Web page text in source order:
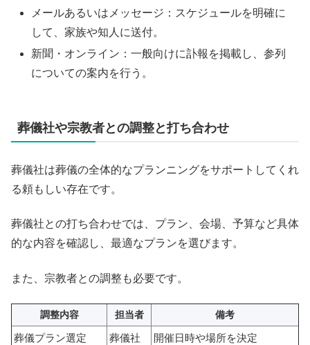
メールあるいはメッセージ：スケジュールを明確に
して、家族や知人に送付。
新聞・オンライン：一般向けに訃報を掲載し、参列
についての案内を行う。
葬儀社や宗教者との調整と打ち合わせ
葬儀社は葬儀の全体的なプランニングをサポートしてくれ
る頼もしい存在です。
葬儀社との打ち合わせでは、プラン、会場、予算など具体
的な内容を確認し、最適なプランを選びます。
また、宗教者との調整も必要です。
調整内容 担当者 備考
葬儀プラン選定 葬儀社
開催日時や場所を決定